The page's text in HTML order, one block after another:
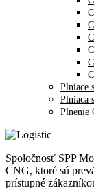
Plniace
Plniaca
Plnenie
Spoločnosť SPP
CNG, ktoré sú
prístupné